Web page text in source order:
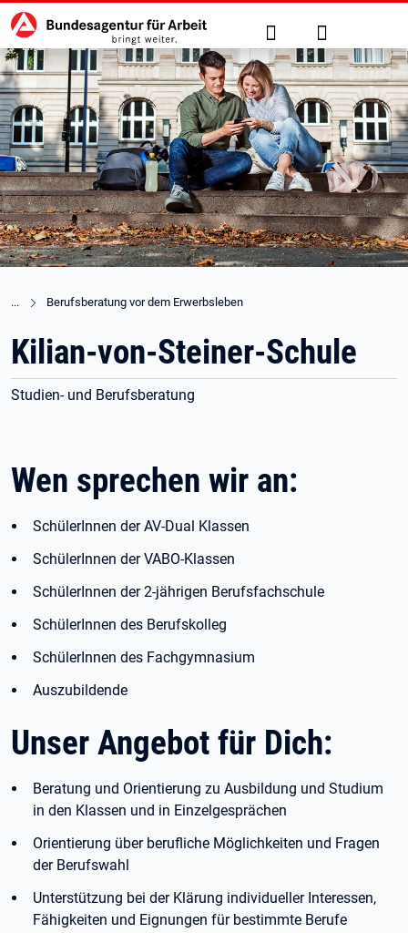
zu den Hauptinhalten springen
Hauptnavigation Suche Anmelden
Berufsberatung vor dem Erwerbsleben
Kilian-von-Steiner-Schule
Studien- und Berufsberatung
Wen sprechen wir an:
SchülerInnen der AV-Dual Klassen
SchülerInnen der VABO-Klassen
SchülerInnen der 2-jährigen Berufsfachschule
SchülerInnen des Berufskolleg
SchülerInnen des Fachgymnasium
Auszubildende
Unser Angebot für Dich:
Beratung und Orientierung zu Ausbildung und Studium
in den Klassen und in Einzelgesprächen
Orientierung über berufliche Möglichkeiten und Fragen
der Berufswahl
Unterstützung bei der Klärung individueller Interessen,
Fähigkeiten und Eignungen für bestimmte Berufe